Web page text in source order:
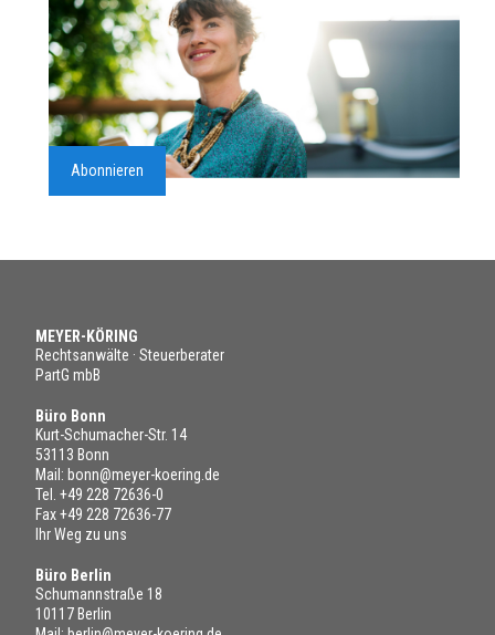
Abonnieren
MEYER-KÖRING
Rechtsanwälte · Steuerberater
PartG mbB
Büro Bonn
Kurt-Schumacher-Str. 14
53113 Bonn
Mail: bonn@meyer-koering.de
Tel. +49 228 72636-0
Fax +49 228 72636-77
Ihr Weg zu uns
Büro Berlin
Schumannstraße 18
10117 Berlin